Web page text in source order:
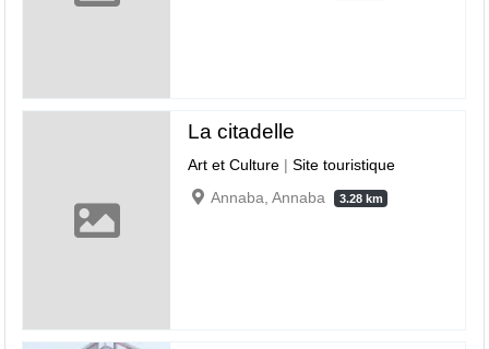
La citadelle
Art et Culture |Site touristique
Annaba, Annaba
3.28 km